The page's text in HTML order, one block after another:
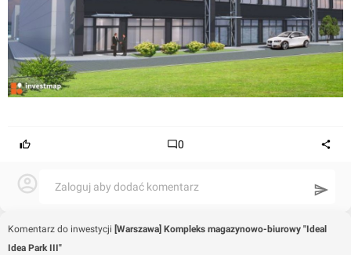
0
Zaloguj aby dodać komentarz
Komentarz do inwestycji [Warszawa] Kompleks magazynowo-biurowy "Ideal
Idea Park III"